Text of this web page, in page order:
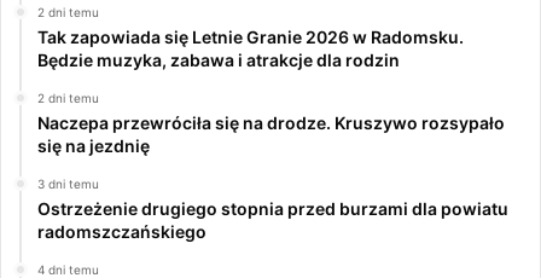
2 dni temu
Tak zapowiada się Letnie Granie 2026 w Radomsku.
Będzie muzyka, zabawa i atrakcje dla rodzin
2 dni temu
Naczepa przewróciła się na drodze. Kruszywo rozsypało
się na jezdnię
3 dni temu
Ostrzeżenie drugiego stopnia przed burzami dla powiatu
radomszczańskiego
4 dni temu